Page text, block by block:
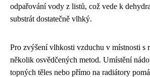
odpařování vody z listů, což vede k
substrát dostatečně vlhký.
Pro zvýšení vlhkosti vzduchu v místnosti s
několik osvědčených metod. Umístění
topných těles nebo přímo na radiátory